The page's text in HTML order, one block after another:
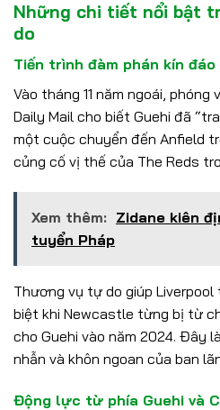
Những chi tiết nổi bật
do
Tiến trình đàm phán kín đáo
Vào tháng 11 năm ngoái,
Daily Mail cho biết Guehi đã
một cuộc chuyển đến Anfield
củng cố vị thế của The Reds
Xem thêm: Zidane kiên
tuyển Pháp
Thương vụ tự do giúp
biệt khi Newcastle từng bị từ
cho Guehi vào năm 2024. Đây
nhẫn và khôn ngoan của ban
Động lực từ phía Guehi và